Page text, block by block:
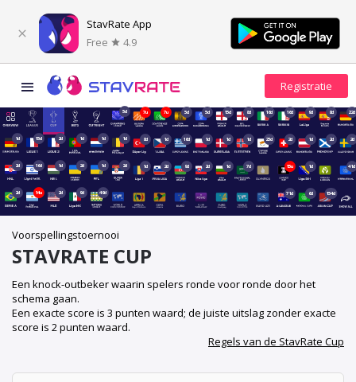
StavRate App
Free
4.9
5d 7u 7u 5d 5d 15d 8d 16d 16d 9d 8d 22d
1d 15d 2d 1d 1d 1d 8d 1d 16d 1d 1d 1d 23d 2d 1d 2d 2d
2d 16d 1d 2d 1d 2d 1d 2d 9d 2d 1d 7d 15u 1d 41d
2d 14u 2d 9d 49d 71d 6d 154d
Voorspellingstoernooi
STAVRATE CUP
Een knock-outbeker waarin spelers ronde voor ronde door het
schema gaan.
Een exacte score is 3 punten waard; de juiste uitslag zonder exacte
score is 2 punten waard.
Regels van de StavRate Cup